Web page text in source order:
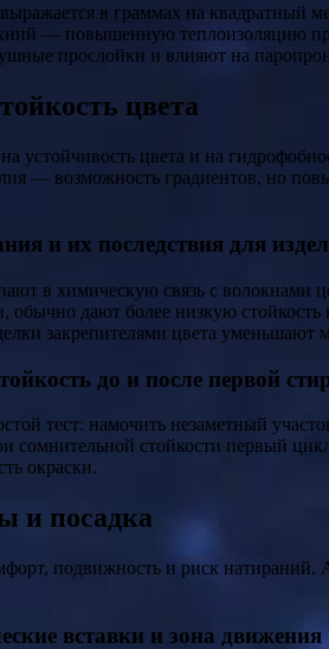
в граммах на квадратный
— повышенную теплоизоляцию
прослойки и влияют на
цвета
устойчивость цвета и на
— возможность градиентов, но
и их последствия для
в химическую связь с волокнами
дают более низкую
закрепителями цвета
до и после первой
тест: намочить незаметный
сомнительной стойкости первый
окраски.
и посадка
подвижность и риск натираний.
вставки и зона движения